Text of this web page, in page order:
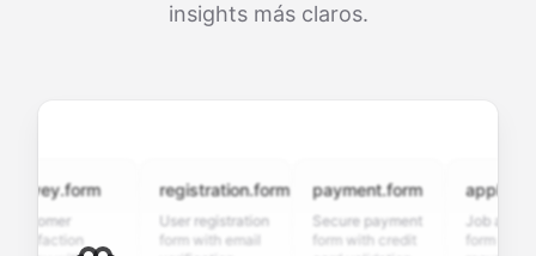
insights más claros.
registration.form
User registration
form with email
payment.form
Secure payment
form with credit
Job application
form with